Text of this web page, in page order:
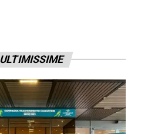
ULTIMISSIME